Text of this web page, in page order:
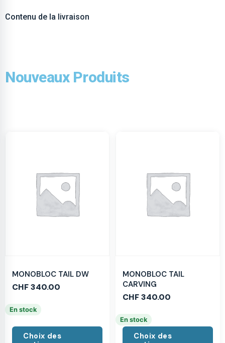
Contenu de la livraison
Nouveaux Produits
MONOBLOC TAIL DW
CHF340.00
En stock
Choix des
MONOBLOC TAIL
CARVING
CHF340.00
En stock
Choix des